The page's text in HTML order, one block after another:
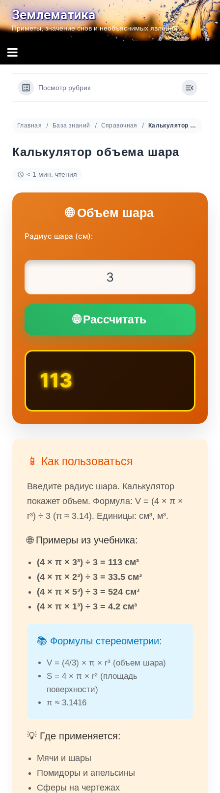
Перейти
содержимому
Землематика
Приметы, значение снов и необъяснимых явлений
Посмотр рубрик
Главная База знаний Справочная Калькулятор объема шара
Калькулятор объема шара
< 1 мин. чтения
🌐 Объем шара
Радиус шара (см):
🌐 Рассчитать
113
📱 Как пользоваться
Введите радиус шара. Калькулятор
покажет объем. Формула: V = (4 × π ×
r³) ÷ 3 (π ≈ 3.14). Единицы: см³, м³.
🌐 Примеры из учебника:
(4 × π × 3³) ÷ 3 = 113 см³
(4 × π × 2³) ÷ 3 = 33.5 см³
(4 × π × 5³) ÷ 3 = 524 см³
(4 × π × 1³) ÷ 3 = 4.2 см³
📚 Формулы стереометрии:
V = (4/3) × π × r³ (объем шара)
S = 4 × π × r² (площадь
поверхности)
π ≈ 3.1416
💡 Где применяется:
Мячи и шары
Помидоры и апельсины
Сферы на чертежах